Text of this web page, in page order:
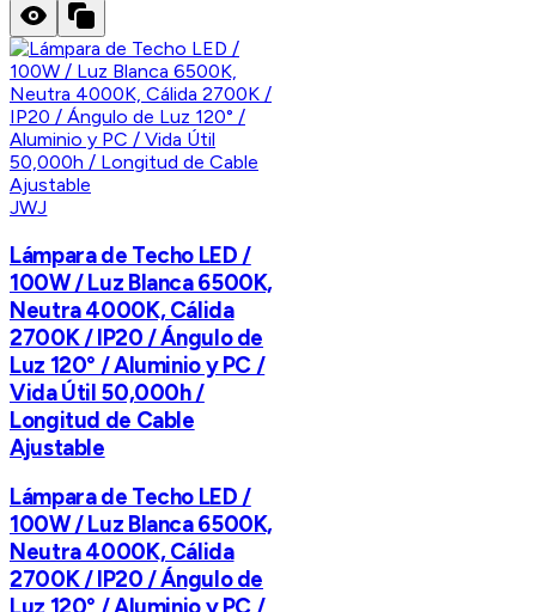
JWJ
Lámpara de Techo LED /
100W / Luz Blanca 6500K,
Neutra 4000K, Cálida
2700K / IP20 / Ángulo de
Luz 120° / Aluminio y PC /
Vida Útil 50,000h /
Longitud de Cable
Ajustable
Lámpara de Techo LED /
100W / Luz Blanca 6500K,
Neutra 4000K, Cálida
2700K / IP20 / Ángulo de